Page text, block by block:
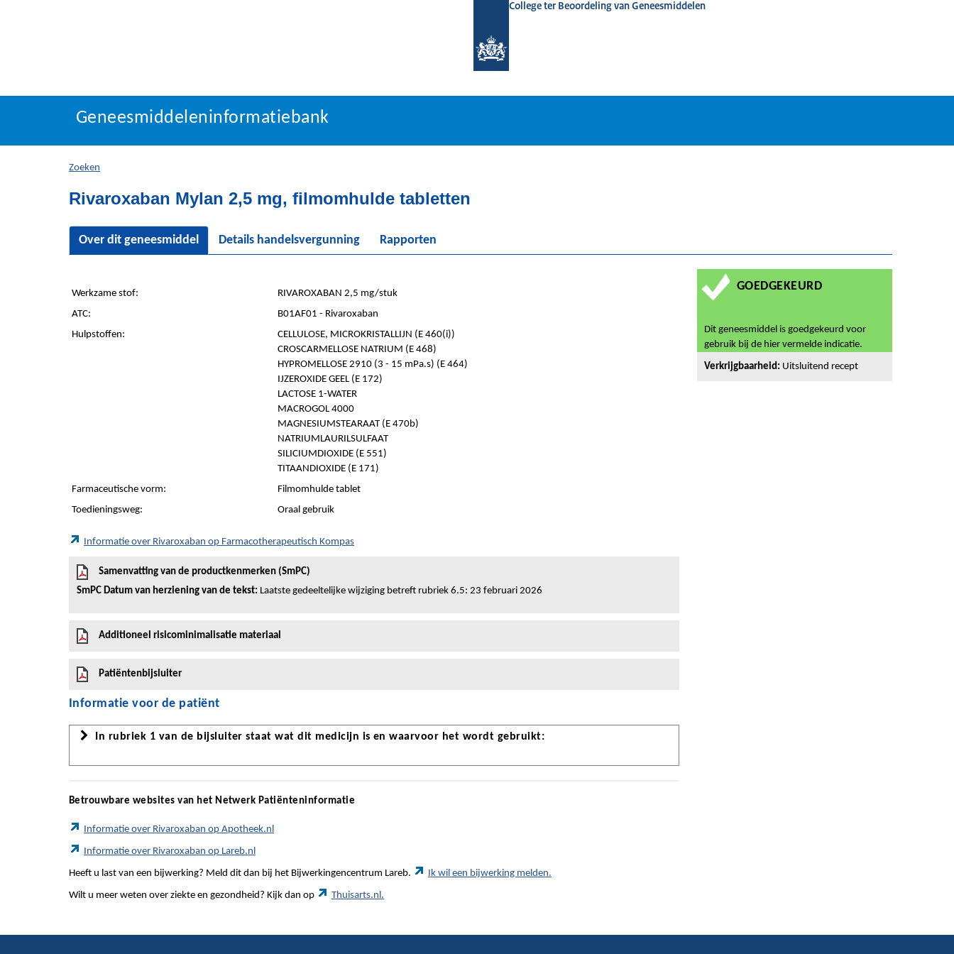
College ter Beoordeling van Geneesmiddelen
Geneesmiddeleninformatiebank
U
hier:
Geneesmiddeleninformatiebank
Zoeken
Rivaroxaban Mylan 2,5 mg, filmomhulde tabletten
Over dit geneesmiddel Details handelsvergunning Rapporten
Werkzame stof:
RIVAROXABAN 2,5 mg/stuk
ATC:
B01AF01 - Rivaroxaban
Hulpstoffen:
CELLULOSE, MICROKRISTALLIJN (E 460(i))
CROSCARMELLOSE NATRIUM (E 468)
HYPROMELLOSE 2910 (3 - 15 mPa.s) (E 464)
IJZEROXIDE GEEL (E 172)
LACTOSE 1-WATER
MACROGOL 4000
MAGNESIUMSTEARAAT (E 470b)
NATRIUMLAURILSULFAAT
SILICIUMDIOXIDE (E 551)
TITAANDIOXIDE (E 171)
Farmaceutische vorm:
Filmomhulde tablet
Toedieningsweg:
Oraal gebruik
Informatie over Rivaroxaban op Farmacotherapeutisch Kompas
Samenvatting van de productkenmerken (SmPC)
SmPC Datum van herziening van de tekst: Laatste gedeeltelijke wijziging betreft rubriek 6.5: 23 februari 2026
Additioneel risicominimalisatie materiaal
Patiëntenbijsluiter
Informatie voor de patiënt
In rubriek 1 van de bijsluiter staat wat dit medicijn is en waarvoor het wordt gebruikt:
Betrouwbare websites van het Netwerk Patiënteninformatie
Informatie over Rivaroxaban op Apotheek.nl
Informatie over Rivaroxaban op Lareb.nl
Heeft u last van een bijwerking? Meld dit dan bij het Bijwerkingencentrum Lareb. Ik wil een bijwerking melden.
Wilt u meer weten over ziekte en gezondheid? Kijk dan op Thuisarts.nl.
GOEDGEKEURD
Dit geneesmiddel is goedgekeurd voor
gebruik bij de hier vermelde indicatie.
Verkrijgbaarheid: Uitsluitend recept